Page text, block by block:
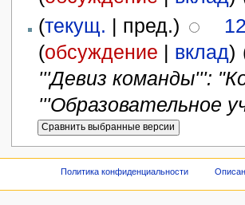
(текущ. | пред.)
(обсуждение | вклад)
'''Девиз команды''':
'''Образовательное
Политика конфиденциальности